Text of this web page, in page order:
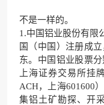
不是一样的。
1.中国铝业股份有限
国（中国）注册成
东。中国铝业股票
上海证券交易所挂
ACH，上海601600
集铝土矿勘探、开